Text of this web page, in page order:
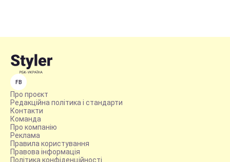
FB
Про проєкт
Редакційна політика і стандарти
Контакти
Команда
Про компанію
Реклама
Правила користування
Правова інформація
Політика конфіденційності